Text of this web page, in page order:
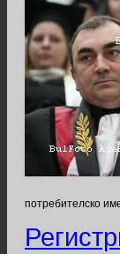
потребителско